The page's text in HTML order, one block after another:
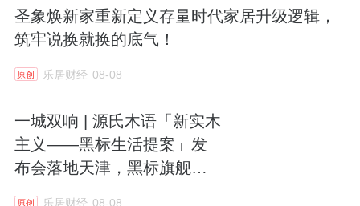
圣象焕新家重新定义存量时代家居升级逻辑，
筑牢说换就换的底气！
原创 乐居财经 08-08
一城双响 | 源氏木语「新实木
主义——黑标生活提案」发
布会落地天津，黑标旗舰店
原创 乐居财经 08-08